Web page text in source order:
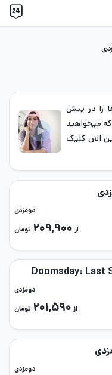
را در پیش
میخواهید
الان کلیک
دومزدی
از ۲۰۹,۹۰۰ تومان
دومزدی
از ۲۰۱,۵۹۰ تومان
دومزدی